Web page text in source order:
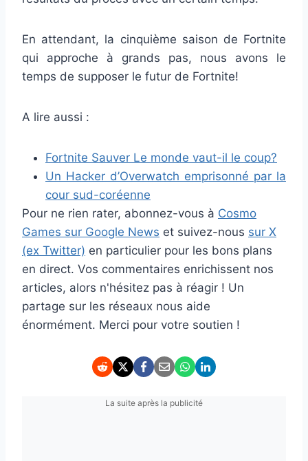
En attendant, la cinquième saison de Fortnite
qui approche à grands pas, nous avons le
temps de supposer le futur de Fortnite!
A lire aussi :
Fortnite Sauver Le monde vaut-il le coup?
Un Hacker d’Overwatch emprisonné par la
cour sud-coréenne
Pour ne rien rater, abonnez-vous à Cosmo
Games sur Google News et suivez-nous sur X
(ex Twitter) en particulier pour les bons plans
en direct. Vos commentaires enrichissent nos
articles, alors n'hésitez pas à réagir ! Un
partage sur les réseaux nous aide
énormément. Merci pour votre soutien !
La suite après la publicité